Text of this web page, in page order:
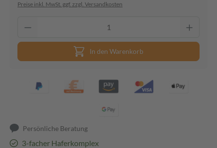
Preise inkl. MwSt. ggf. zzgl. Versandkosten
In den Warenkorb
Persönliche Beratung
3-facher Haferkomplex